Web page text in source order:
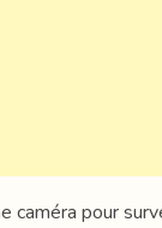
pour